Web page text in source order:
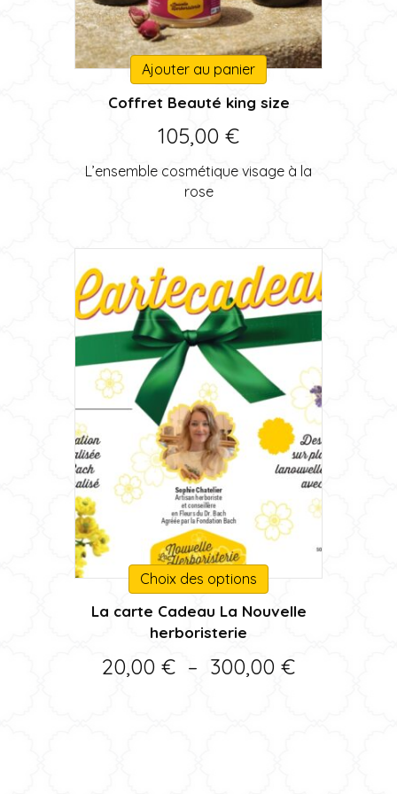
Ajouter au panier
Coffret Beauté king size
105,00 €
L’ensemble cosmétique visage à la
rose
Choix des options
Ce
produit
a
Les
La carte Cadeau La Nouvelle
herboristerie
20,00 € – 300,00 €Plage